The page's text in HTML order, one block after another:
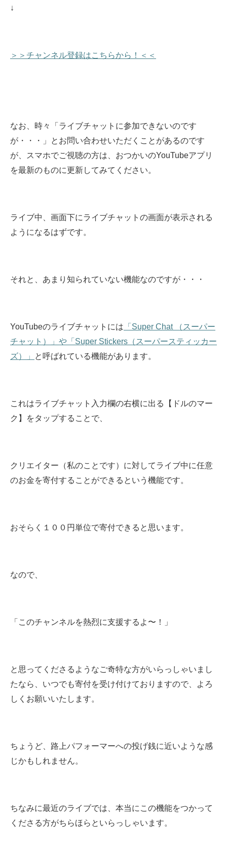
↓
＞＞チャンネル登録はこちらから！＜＜
なお、時々「ライブチャットに参加できないのです
が・・・」とお問い合わせいただくことがあるのです
が、スマホでご視聴の方は、おつかいのYouTubeアプリ
を最新のものに更新してみてください。
ライブ中、画面下にライブチャットの画面が表示される
ようになるはずです。
それと、あまり知られていない機能なのですが・・・
YouTubeのライブチャットには 「Super Chat （スーパー
チャット）」や「Super Stickers（スーパースティッカー
ズ）」
と呼ばれている機能があります。
これはライブチャット入力欄の右横に出る【ドルのマー
ク】をタップすることで、
クリエイター（私のことです）に対してライブ中に任意
のお金を寄付することができるという機能です。
おそらく１００円単位で寄付できると思います。
なので、
「このチャンネルを熱烈に支援するよ〜！」
と思ってくださるようなご奇特な方がいらっしゃいまし
たなら、いつでも寄付を受け付けておりますので、よろ
しくお願いいたします。
ちょうど、路上パフォーマーへの投げ銭に近いような感
じかもしれません。
ちなみに最近のライブでは、本当にこの機能をつかって
くださる方がちらほらといらっしゃいます。